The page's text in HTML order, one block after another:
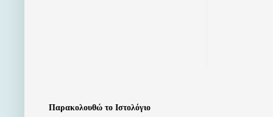
Παρακολουθώ το Ιστολόγιο